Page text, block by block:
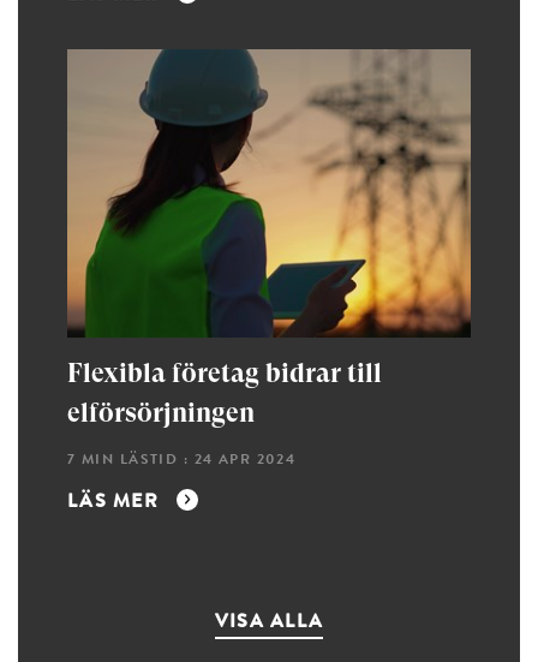
Flexibla företag bidrar till
elförsörjningen
7 MIN LÄSTID : 24 APR 2024
LÄS MER
VISA ALLA